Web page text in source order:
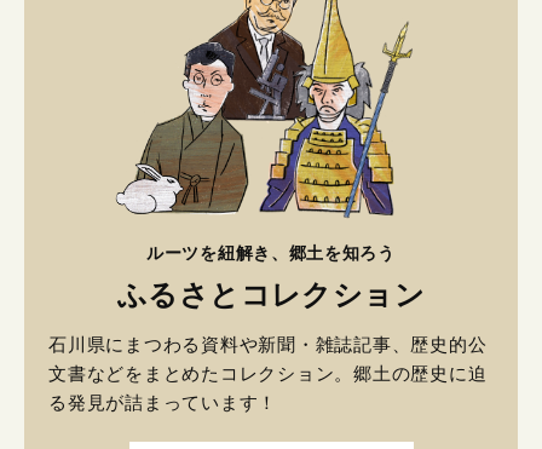
ルーツを紐解き、郷土を知ろう
ふるさとコレクション
石川県にまつわる資料や新聞・雑誌記事、歴史的公
文書などをまとめたコレクション。郷土の歴史に迫
る発見が詰まっています！